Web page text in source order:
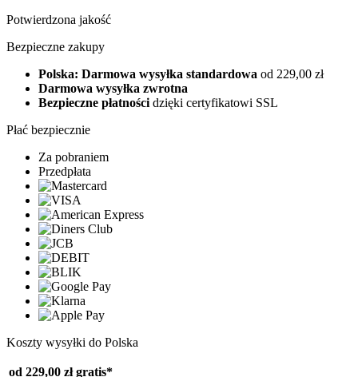
Potwierdzona jakość
Bezpieczne zakupy
Polska: Darmowa wysyłka standardowa od 229,00 zł
Darmowa wysyłka zwrotna
Bezpieczne płatności dzięki certyfikatowi SSL
Płać bezpiecznie
Za pobraniem
Przedpłata
Koszty wysyłki do Polska
od 229,00 zł gratis*